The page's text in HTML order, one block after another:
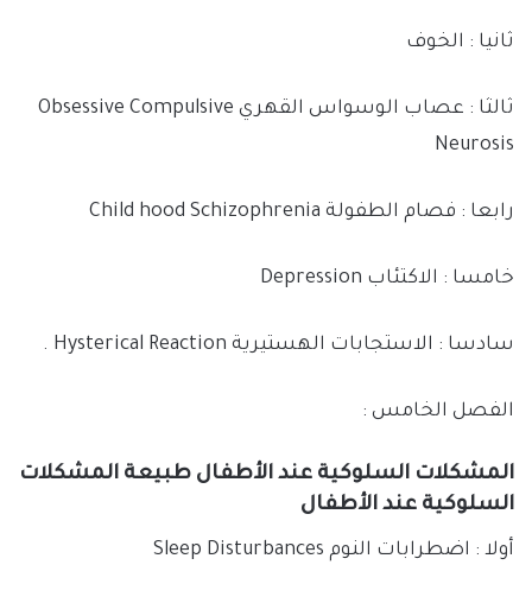
ثانيا : الخوف
ثالثا : عصاب الوسواس القهري Obsessive Compulsive
Neurosis
رابعا : فصام الطفولة Child hood Schizophrenia
خامسا : الاكتئاب Depression
سادسا : الاستجابات الهستيرية Hysterical Reaction .
الفصل الخامس :
المشكلات السلوكية عند الأطفال طبيعة المشكلات
السلوكية عند الأطفال
أولا : اضطرابات النوم Sleep Disturbances